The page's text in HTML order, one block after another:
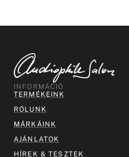
INFORMÁCIÓ
TERMÉKEINK
RÓLUNK
MÁRKÁINK
AJÁNLATOK
HÍREK & TESZTEK